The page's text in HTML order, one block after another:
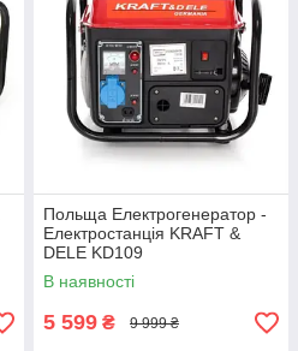
Польща Електрогенератор -
Електростанція KRAFT &
DELE KD109
В наявності
5 599 ₴ 9 999 ₴